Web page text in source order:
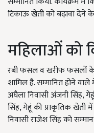
टिकाऊ खेती को बढ़ावा देने के
महिलाओं को
रबी फसल व खरीफ फसलों के
शामिल है. सम्मानित होने
अघैला निवासी अंजनी सिंह,
सिंह, गेहूं की प्राकृतिक खेती
निवासी राजेश सिंह को